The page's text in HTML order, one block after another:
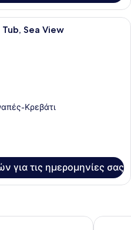
Ένας χώρος με πισίνα με θέα στη
Sea View
Κρεβάτι
για τις ημερομηνίες σας
Hotel